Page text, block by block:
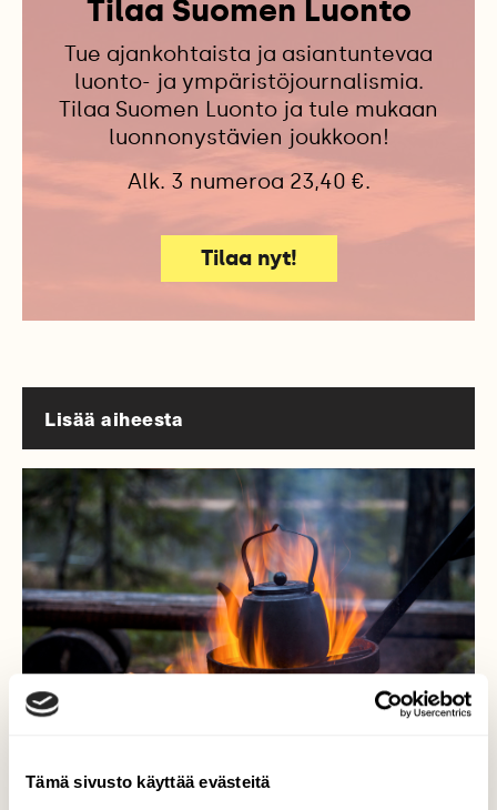
Tämä sivusto käyttää evästeitä
Tilaa Suomen Luonto
Tue ajankohtaista ja asiantuntevaa
luonto- ja ympäristöjournalismia.
Tilaa Suomen Luonto ja tule mukaan
luonnonystävien joukkoon!
Alk. 3 numeroa 23,40 €.
Tilaa nyt!
Lisää aiheesta